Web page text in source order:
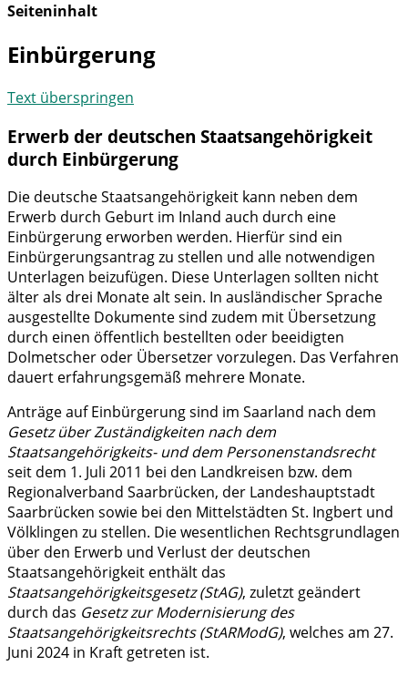
Seiteninhalt
Einbürgerung
Text überspringen
Erwerb der deutschen Staatsangehörigkeit
durch Einbürgerung
Die deutsche Staatsangehörigkeit kann neben dem
Erwerb durch Geburt im Inland auch durch eine
Einbürgerung erworben werden. Hierfür sind ein
Einbürgerungsantrag zu stellen und alle notwendigen
Unterlagen beizufügen. Diese Unterlagen sollten nicht
älter als drei Monate alt sein. In ausländischer Sprache
ausgestellte Dokumente sind zudem mit Übersetzung
durch einen öffentlich bestellten oder beeidigten
Dolmetscher oder Übersetzer vorzulegen. Das Verfahren
dauert erfahrungsgemäß mehrere Monate.
Anträge auf Einbürgerung sind im Saarland nach dem
Gesetz über Zuständigkeiten nach dem
Staatsangehörigkeits- und dem Personenstandsrecht
seit dem 1. Juli 2011 bei den Landkreisen bzw. dem
Regionalverband Saarbrücken, der Landeshauptstadt
Saarbrücken sowie bei den Mittelstädten St. Ingbert und
Völklingen zu stellen. Die wesentlichen Rechtsgrundlagen
über den Erwerb und Verlust der deutschen
Staatsangehörigkeit enthält das
Staatsangehörigkeitsgesetz (StAG), zuletzt geändert
durch das Gesetz zur Modernisierung des
Staatsangehörigkeitsrechts (StARModG), welches am 27.
Juni 2024 in Kraft getreten ist.